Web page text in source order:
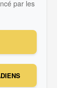
par les